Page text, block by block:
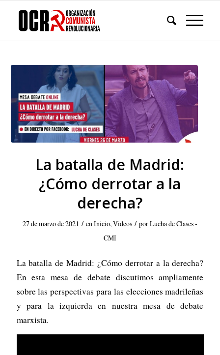
La batalla de Madrid:
¿Cómo derrotar a la
derecha?
27 de marzo de 2021 / enInicio,Videos / porLucha de Clases -
CMI
La batalla de Madrid: ¿Cómo derrotar a la derecha?
En esta mesa de debate discutimos ampliamente
sobre las perspectivas para las elecciones madrileñas
y para la izquierda en nuestra mesa de debate
marxista.